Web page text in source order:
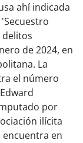
ahí indicada
delitos
de 2024, en
La
el número
por
ilícita
encuentra en